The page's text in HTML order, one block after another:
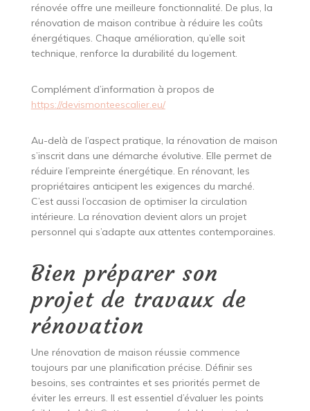
rénovée offre une meilleure fonctionnalité. De plus, la
rénovation de maison contribue à réduire les coûts
énergétiques. Chaque amélioration, qu’elle soit
technique, renforce la durabilité du logement.
Complément d’information à propos de
https://devismonteescalier.eu/
Au-delà de l’aspect pratique, la rénovation de maison
s’inscrit dans une démarche évolutive. Elle permet de
réduire l’empreinte énergétique. En rénovant, les
propriétaires anticipent les exigences du marché.
C’est aussi l’occasion de optimiser la circulation
intérieure. La rénovation devient alors un projet
personnel qui s’adapte aux attentes contemporaines.
Bien préparer son
projet de travaux de
rénovation
Une rénovation de maison réussie commence
toujours par une planification précise. Définir ses
besoins, ses contraintes et ses priorités permet de
éviter les erreurs. Il est essentiel d’évaluer les points